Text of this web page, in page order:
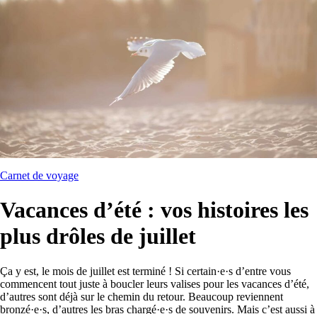
Carnet de voyage
Vacances d’été : vos histoires les
plus drôles de juillet
Ça y est, le mois de juillet est terminé ! Si certain·e·s d’entre vous
commencent tout juste à boucler leurs valises pour les vacances d’été,
d’autres sont déjà sur le chemin du retour. Beaucoup reviennent
bronzé·e·s, d’autres les bras chargé·e·s de souvenirs. Mais c’est aussi à